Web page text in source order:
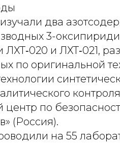
два
3-
и ЛХТ‑021,
по оригинальной
центр по
(Россия).
на 55